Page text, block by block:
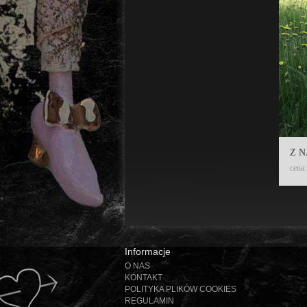
Z
Informacje
O NAS
KONTAKT
POLITYKA PLIKÓW COOKIES
REGULAMIN